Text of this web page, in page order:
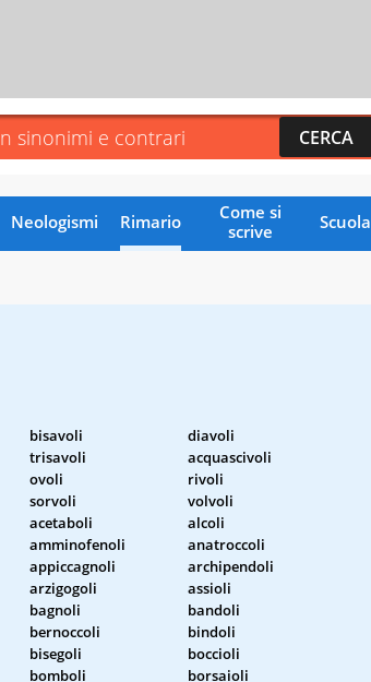
Neologismi Rimario
Come si
scrive
Scuola
bisavoli
diavoli
trisavoli
acquascivoli
ovoli
rivoli
sorvoli
volvoli
acetaboli
alcoli
amminofenoli
anatroccoli
appiccagnoli
archipendoli
arzigogoli
assioli
bagnoli
bandoli
bernoccoli
bindoli
bisegoli
boccioli
bomboli
borsaioli